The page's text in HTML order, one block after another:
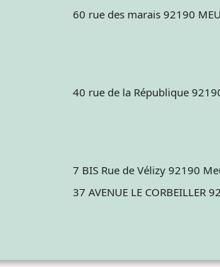
7 BIS Rue de Vélizy 92190